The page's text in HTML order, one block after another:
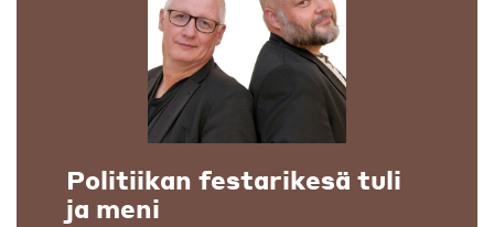
Politiikan festarikesä tuli
ja meni